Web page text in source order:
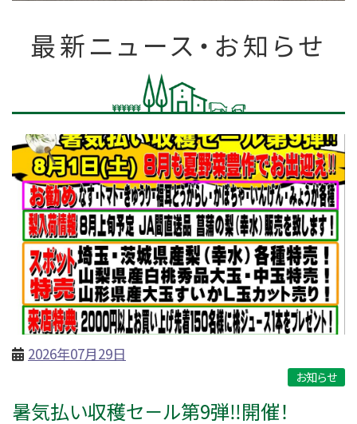
最新ニュース・お知らせ
2026年07月29日
お知らせ
暑気払い収穫セ－ル第9弾‼開催！